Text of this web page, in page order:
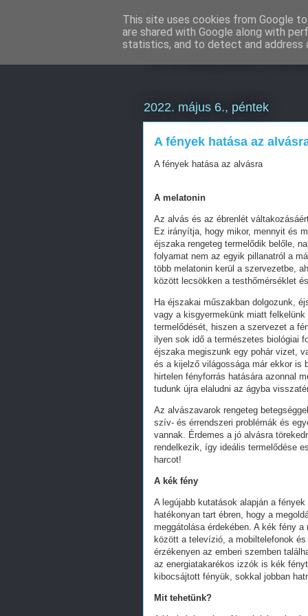
Weboldal
2022. május 6., péntek
A fények hatása az
A fények hatása az alvásra
A melatonin
Az alvás és az ébrenlét
Ez irányítja, hogy mikor, mennyit és
éjszaka rengeteg termelődik belőle,
folyamat nem az egyik pillanatról a
több melatonin kerül a szervezetbe,
között lecsökken a testhőmérséklet
Ha éjszakai műszakban dolgozunk,
vagy a kisgyermekünk miatt
termelődését, hiszen a szervezet a
ilyen sok idő a természetes biológiai
éjszaka megiszunk egy pohár vizet,
és a kijelző világossága már ekkor is
hirtelen fényforrás hatására azonnal
tudunk újra elaludni az ágyba
Az alvászavarok rengeteg
szív- és érrendszeri problémák és
vannak. Érdemes a jó alvásra
rendelkezik, így ideális termelődése
harcot!
A kék fény
A legújabb kutatások alapján a
hatékonyan tart ébren, hogy a
meggátolása érdekében. A kék fény
között a televízió, a mobiltelefonok
érzékenyen az emberi szemben
az energiatakarékos izzók is kék
kibocsájtott fényük, sokkal jobban
Mit tehetünk?
This site uses cookies from Google
are shared with Google along with
statistics, and to detect and address